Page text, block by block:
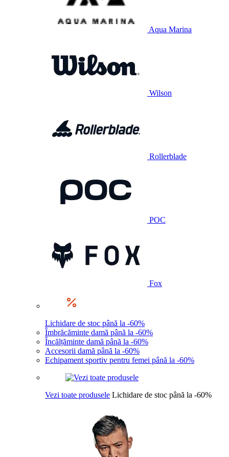
Aqua Marina
Wilson
Rollerblade
POC
Fox
Lichidare de stoc până la -60%
Îmbrăcăminte damă până la -60%
Încălțăminte damă până la -60%
Accesorii damă până la -60%
Echipament sportiv pentru femei până la -60%
Vezi toate produsele Lichidare de stoc până la -60%